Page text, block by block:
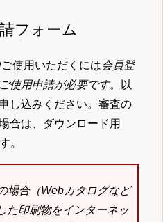
フォーム
使用いただくには会員登
使用申請が必要です。以
し込みください。審査の
合は、ダウンロード用
。
場合（Webカタログなど
た印刷物をインターネッ